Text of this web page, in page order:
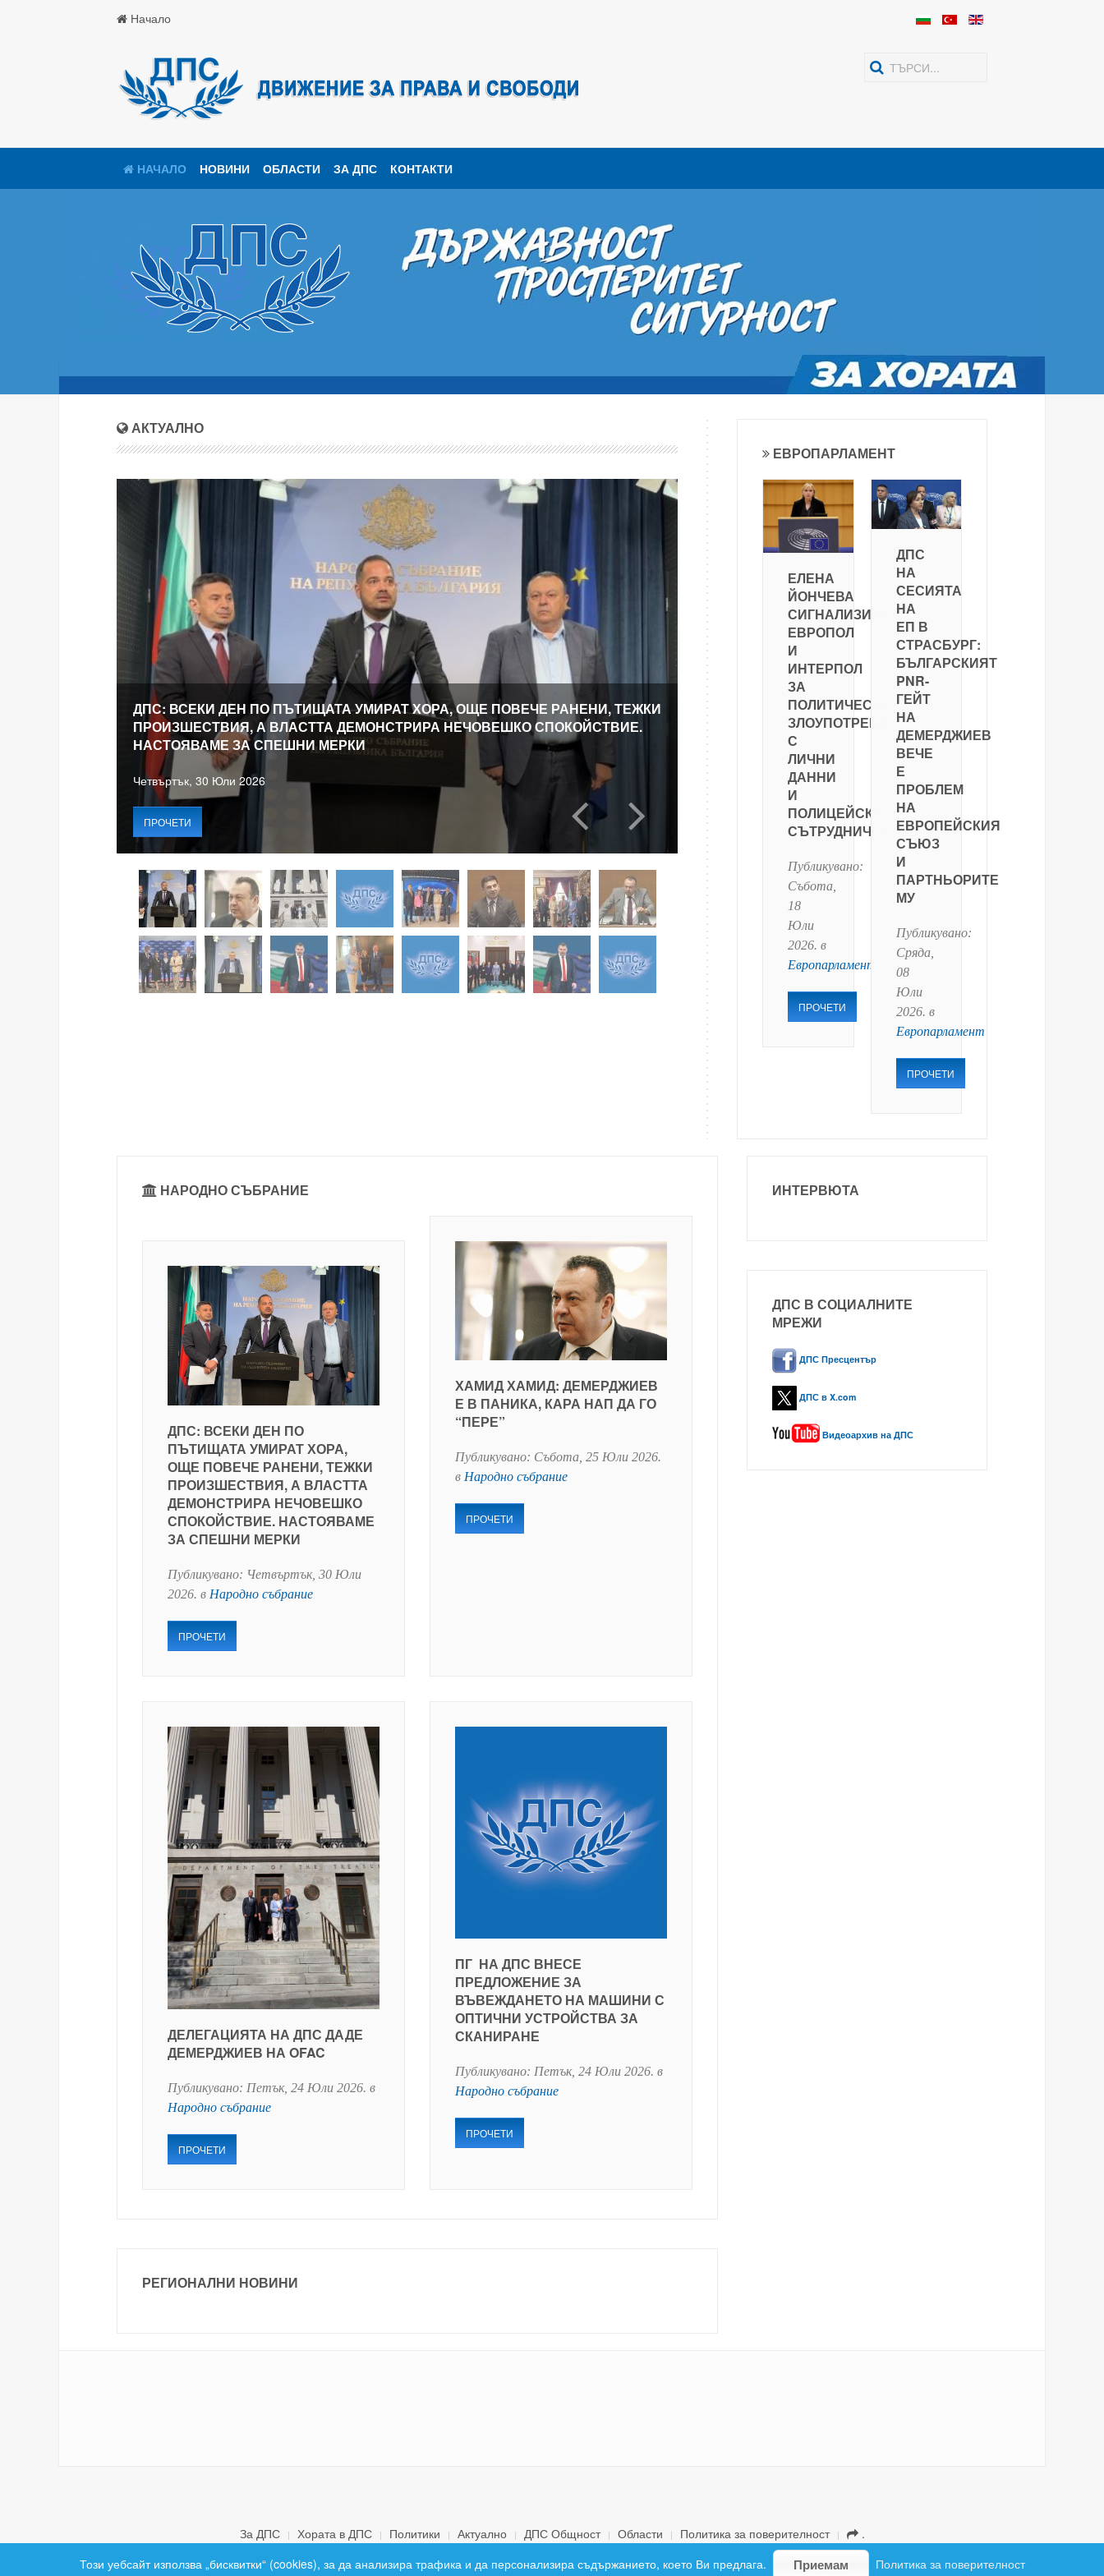
Начало
НАЧАЛО НОВИНИ ОБЛАСТИ ЗА ДПС КОНТАКТИ
АКТУАЛНО
ДПС: ВСЕКИ ДЕН ПО ПЪТИЩАТА УМИРАТ ХОРА, ОЩЕ ПОВЕЧЕ РАНЕНИ, ТЕЖКИ
ПРОИЗШЕСТВИЯ, А ВЛАСТТА ДЕМОНСТРИРА НЕЧОВЕШКО СПОКОЙСТВИЕ.
НАСТОЯВАМЕ ЗА СПЕШНИ МЕРКИ
Четвъртък, 30 Юли 2026
ПРОЧЕТИ
ЕВРОПАРЛАМЕНТ
ЕЛЕНА
ЙОНЧЕВА
СИГНАЛИЗИРА
ЕВРОПОЛ
И
ИНТЕРПОЛ
ЗА
ПОЛИТИЧЕСКА
ЗЛОУПОТРЕБА
С
ЛИЧНИ
ДАННИ
И
ПОЛИЦЕЙСКО
СЪТРУДНИЧЕСТВО
Публикувано:
Събота,
18
Юли
2026. в
Европарламент
ПРОЧЕТИ
ДПС
НА
СЕСИЯТА
НА
ЕП В
СТРАСБУРГ:
БЪЛГАРСКИЯТ
PNR-
ГЕЙТ
НА
ДЕМЕРДЖИЕВ
ВЕЧЕ
Е
ПРОБЛЕМ
НА
ЕВРОПЕЙСКИЯ
СЪЮЗ
И
ПАРТНЬОРИТЕ
МУ
Публикувано:
Сряда,
08
Юли
2026. в
Европарламент
ПРОЧЕТИ
НАРОДНО СЪБРАНИЕ
ДПС: ВСЕКИ ДЕН ПО
ПЪТИЩАТА УМИРАТ ХОРА,
ОЩЕ ПОВЕЧЕ РАНЕНИ, ТЕЖКИ
ПРОИЗШЕСТВИЯ, А ВЛАСТТА
ДЕМОНСТРИРА НЕЧОВЕШКО
СПОКОЙСТВИЕ. НАСТОЯВАМЕ
ЗА СПЕШНИ МЕРКИ
Публикувано: Четвъртък, 30 Юли
2026. в Народно събрание
ПРОЧЕТИ
ХАМИД ХАМИД: ДЕМЕРДЖИЕВ
Е В ПАНИКА, КАРА НАП ДА ГО
“ПЕРЕ”
Публикувано: Събота, 25 Юли 2026.
в Народно събрание
ПРОЧЕТИ
ДЕЛЕГАЦИЯТА НА ДПС ДАДЕ
ДЕМЕРДЖИЕВ НА OFAC
Публикувано: Петък, 24 Юли 2026. в
Народно събрание
ПРОЧЕТИ
ПГ НА ДПС ВНЕСЕ
ПРЕДЛОЖЕНИЕ ЗА
ВЪВЕЖДАНЕТО НА МАШИНИ С
ОПТИЧНИ УСТРОЙСТВА ЗА
СКАНИРАНЕ
Публикувано: Петък, 24 Юли 2026. в
Народно събрание
ПРОЧЕТИ
РЕГИОНАЛНИ НОВИНИ
ИНТЕРВЮТА
ДПС В СОЦИАЛНИТЕ
МРЕЖИ
ДПС Пресцентър
ДПС в X.com
Видеоархив на ДПС
За ДПС Хората в ДПС Политики Актуално ДПС Общност Области Политика за поверителност
.
Този уебсайт използва „бисквитки“ (cookies), за да анализира трафика и да персонализира съдържанието, което Ви предлага. Приемам Политика за поверителност